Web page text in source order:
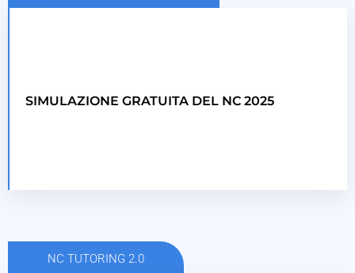
SIMULAZIONE GRATUITA DEL NC 2025
NC TUTORING 2.0